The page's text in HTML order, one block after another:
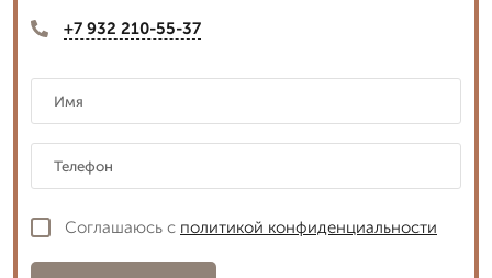
+7 932 210-55-37
Соглашаюсь с политикой конфиденциальности